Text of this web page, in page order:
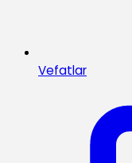
Vefatlar